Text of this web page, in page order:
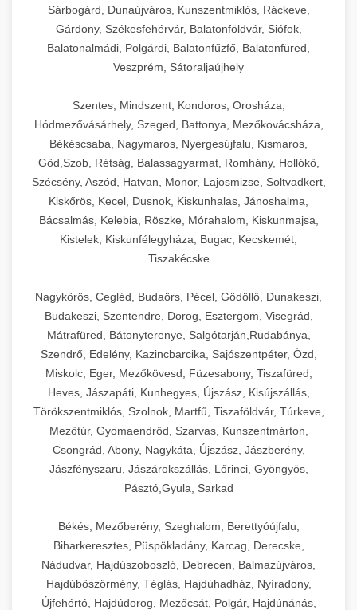
Sárbogárd, Dunaújváros, Kunszentmiklós, Ráckeve,
Gárdony, Székesfehérvár, Balatonföldvár, Siófok,
Balatonalmádi, Polgárdi, Balatonfűzfő, Balatonfüred,
Veszprém, Sátoraljaújhely
Szentes, Mindszent, Kondoros, Orosháza,
Hódmezővásárhely, Szeged, Battonya, Mezőkovácsháza,
Békéscsaba, Nagymaros, Nyergesújfalu, Kismaros,
Göd,Szob, Rétság, Balassagyarmat, Romhány, Hollókő,
Szécsény, Aszód, Hatvan, Monor, Lajosmizse, Soltvadkert,
Kiskőrös, Kecel, Dusnok, Kiskunhalas, Jánoshalma,
Bácsalmás, Kelebia, Röszke, Mórahalom, Kiskunmajsa,
Kistelek, Kiskunfélegyháza, Bugac, Kecskemét,
Tiszakécske
Nagykörös, Cegléd, Budaörs, Pécel, Gödöllő, Dunakeszi,
Budakeszi, Szentendre, Dorog, Esztergom, Visegrád,
Mátrafüred, Bátonyterenye, Salgótarján,Rudabánya,
Szendrő, Edelény, Kazincbarcika, Sajószentpéter, Ózd,
Miskolc, Eger, Mezőkövesd, Füzesabony, Tiszafüred,
Heves, Jászapáti, Kunhegyes, Újszász, Kisújszállás,
Törökszentmiklós, Szolnok, Martfű, Tiszaföldvár, Túrkeve,
Mezőtúr, Gyomaendrőd, Szarvas, Kunszentmárton,
Csongrád, Abony, Nagykáta, Újszász, Jászberény,
Jászfényszaru, Jászárokszállás, Lőrinci, Gyöngyös,
Pásztó,Gyula, Sarkad
Békés, Mezőberény, Szeghalom, Berettyóújfalu,
Biharkeresztes, Püspökladány, Karcag, Derecske,
Nádudvar, Hajdúszoboszló, Debrecen, Balmazújváros,
Hajdúböszörmény, Téglás, Hajdúhadház, Nyíradony,
Újfehértó, Hajdúdorog, Mezőcsát, Polgár, Hajdúnánás,